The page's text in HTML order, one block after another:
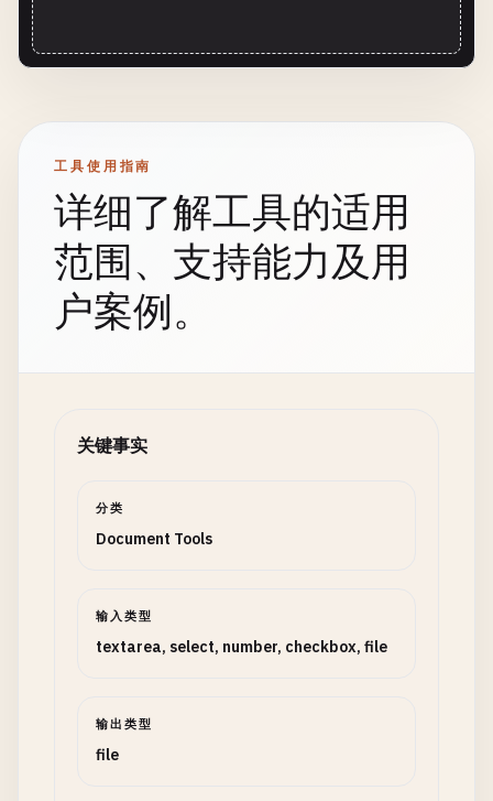
工具使用指南
详细了解工具的适用
范围、支持能力及用
户案例。
关键事实
分类
Document Tools
输入类型
textarea, select, number, checkbox, file
输出类型
file